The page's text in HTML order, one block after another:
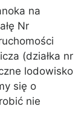
na
Nr
(działka nr
lodowisko
się o
nie